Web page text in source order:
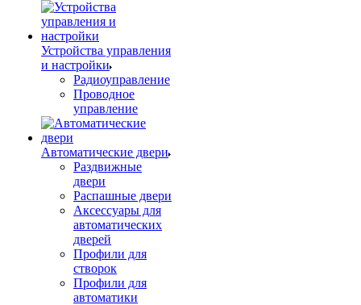
Устройства управления
и настройки
Радиоуправление
Проводное
управление
Автоматические двери
Раздвижные
двери
Распашные двери
Аксессуары для
автоматических
дверей
Профили для
створок
Профили для
автоматики